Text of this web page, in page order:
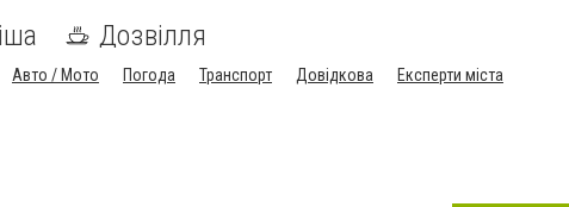
Дозвілля
Авто / Мото Погода Транспорт Довідкова
Експерти міста